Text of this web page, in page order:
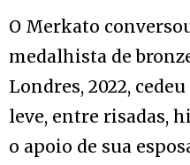
O Merkato
medalhista de
Londres, 2022,
leve, entre risadas,
o apoio de sua